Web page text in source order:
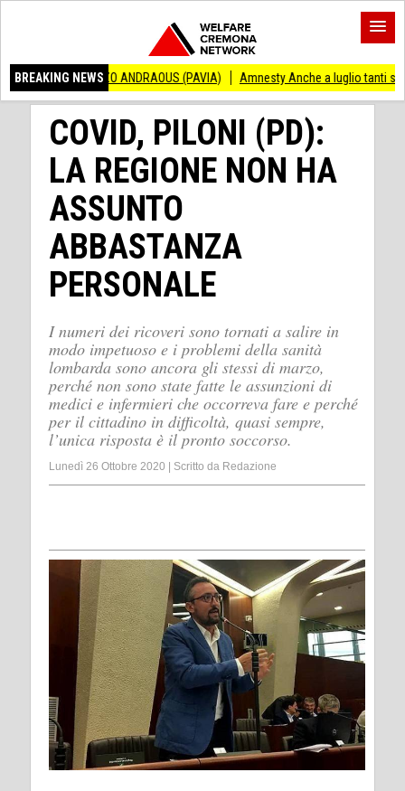
BREAKING NEWS
ANDRAOUS (PAVIA) Amnesty Anche a luglio tanti successi ed
COVID, PILONI (PD):
LA REGIONE NON HA
ASSUNTO
ABBASTANZA
PERSONALE
I numeri dei ricoveri sono tornati a salire in
modo impetuoso e i problemi della sanità
lombarda sono ancora gli stessi di marzo,
perché non sono state fatte le assunzioni di
medici e infermieri che occorreva fare e perché
per il cittadino in difficoltà, quasi sempre,
l’unica risposta è il pronto soccorso.
Lunedì 26 Ottobre 2020 Scritto da Redazione